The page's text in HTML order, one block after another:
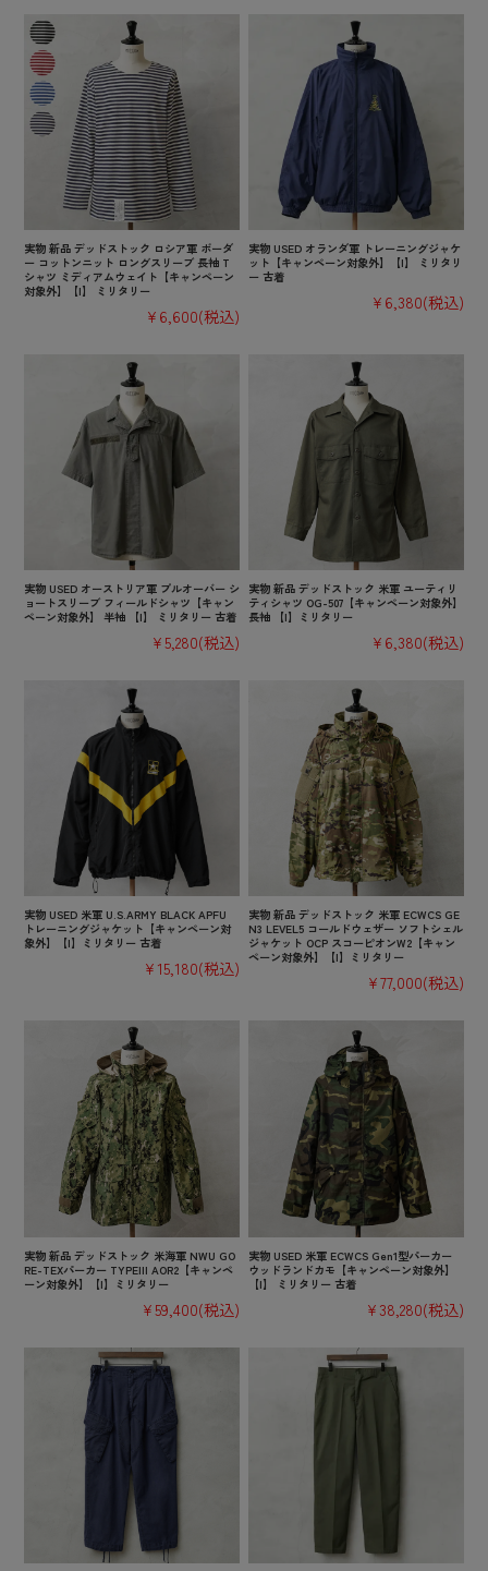
実物 新品 デッドストック ロシア軍 ボーダ
ー コットンニット ロングスリーブ 長袖 T
シャツ ミディアムウェイト【キャンペーン
対象外】【I】 ミリタリー
¥6,600(税込)
実物 USED オランダ軍 トレーニングジャケ
ット【キャンペーン対象外】【I】 ミリタリ
ー 古着
¥6,380(税込)
実物 USED オーストリア軍 プルオーバー シ
ョートスリーブ フィールドシャツ【キャン
ペーン対象外】 半袖 【I】 ミリタリー 古着
¥5,280(税込)
実物 新品 デッドストック 米軍 ユーティリ
ティシャツ OG-507【キャンペーン対象外】
長袖 【I】ミリタリー
¥6,380(税込)
実物 USED 米軍 U.S.ARMY BLACK APFU
トレーニングジャケット【キャンペーン対
象外】【I】ミリタリー 古着
¥15,180(税込)
実物 新品 デッドストック 米軍 ECWCS GE
N3 LEVEL5 コールドウェザー ソフトシェル
ジャケット OCP スコーピオンW2【キャン
ペーン対象外】【I】ミリタリー
¥77,000(税込)
実物 新品 デッドストック 米海軍 NWU GO
RE-TEXパーカー TYPEIII AOR2【キャンペ
ーン対象外】【I】ミリタリー
¥59,400(税込)
実物 USED 米軍 ECWCS Gen1型パーカー
ウッドランドカモ【キャンペーン対象外】
【I】 ミリタリー 古着
¥38,280(税込)